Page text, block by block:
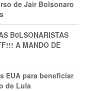
de Jair Bolsonaro
B0LSONARlSTAS
A MANDO DE
EUA para beneficiar
de Lula